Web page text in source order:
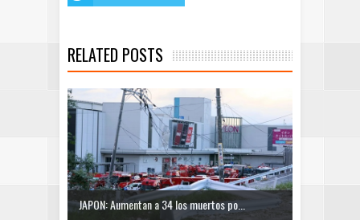
RELATED POSTS
JAPON: Aumentan a 34 los muertos po...